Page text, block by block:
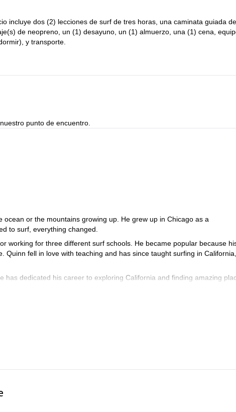
así que solo tienes que centrarte en divertirte. Tenemos
así que hay muchas opciones para acomodar tu horario durante
integral en el hermoso entorno al aire libre de California. Todos son
satisfactorio y absolutamente divertido en el hermoso entorno a lo
por las colinas alrededor de Malibu AHORA y pasa dos días
incluye dos (2) lecciones de surf de tres horas, una caminata guiada
de neopreno, un (1) desayuno, un (1) almuerzo, una (1) cena,
y transporte.
punto de encuentro.
or the mountains growing up. He grew up in Chicago as a
to surf, everything changed.
working for three different surf schools. He became popular because
fell in love with teaching and has since taught surfing in California,
has dedicated his career to exploring California and finding amazing
these two environments.
passions for the first time, and he nurtures this discovery in every guest.
guide, and Red Cross lifeguard/CPR certified.